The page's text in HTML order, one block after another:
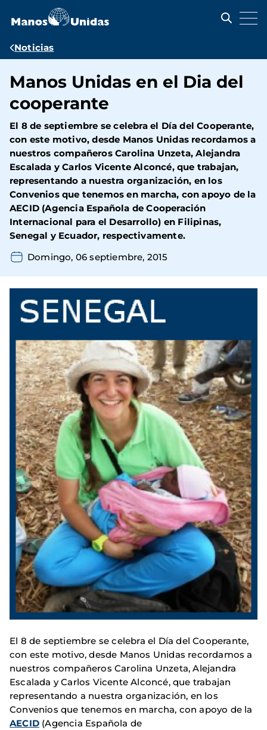
contenido
Ruta
navegación
Noticias
Manos Unidas en el Dia del
cooperante
El 8 de septiembre se celebra el Día del Cooperante,
con este motivo, desde Manos Unidas recordamos a
nuestros compañeros Carolina Unzeta, Alejandra
Escalada y Carlos Vicente Alconcé, que trabajan,
representando a nuestra organización, en los
Convenios que tenemos en marcha, con apoyo de la
AECID (Agencia Española de Cooperación
Internacional para el Desarrollo) en Filipinas,
Senegal y Ecuador, respectivamente.
Domingo, 06 septiembre, 2015
El 8 de septiembre se celebra el Día del Cooperante,
con este motivo, desde Manos Unidas recordamos a
nuestros compañeros Carolina Unzeta, Alejandra
Escalada y Carlos Vicente Alconcé, que trabajan
representando a nuestra organización, en los
Convenios que tenemos en marcha, con apoyo de la
AECID (Agencia Española de